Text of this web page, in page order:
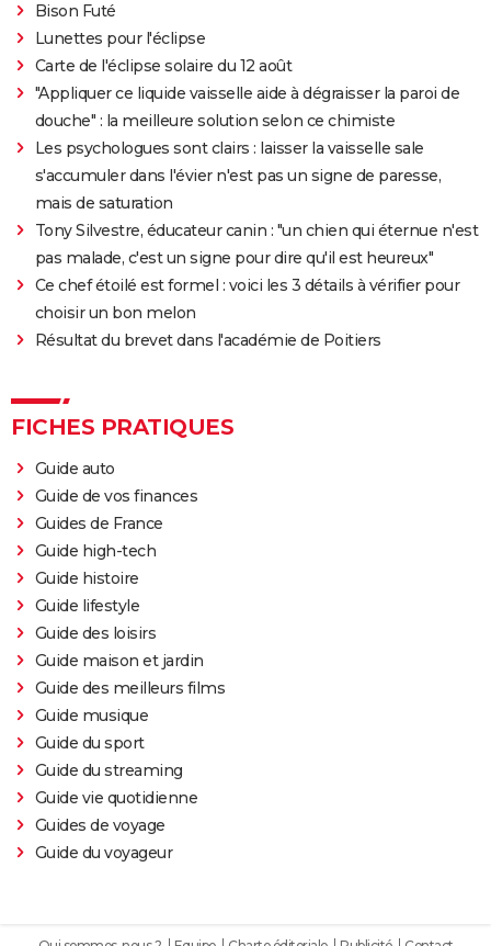
Bison Futé
Lunettes pour l'éclipse
Carte de l'éclipse solaire du 12 août
"Appliquer ce liquide vaisselle aide à dégraisser la paroi de
douche" : la meilleure solution selon ce chimiste
Les psychologues sont clairs : laisser la vaisselle sale
s'accumuler dans l'évier n'est pas un signe de paresse,
mais de saturation
Tony Silvestre, éducateur canin : "un chien qui éternue n'est
pas malade, c'est un signe pour dire qu'il est heureux"
Ce chef étoilé est formel : voici les 3 détails à vérifier pour
choisir un bon melon
Résultat du brevet dans l'académie de Poitiers
FICHES PRATIQUES
Guide auto
Guide de vos finances
Guides de France
Guide high-tech
Guide histoire
Guide lifestyle
Guide des loisirs
Guide maison et jardin
Guide des meilleurs films
Guide musique
Guide du sport
Guide du streaming
Guide vie quotidienne
Guides de voyage
Guide du voyageur